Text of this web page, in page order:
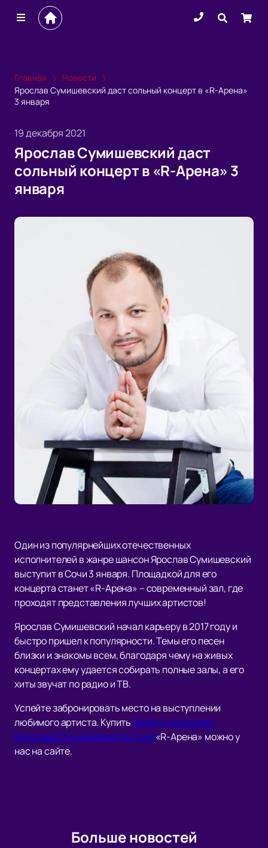
Главная
Новости
Ярослав Сумишевский даст сольный концерт в «R-Арена»
3 января
19 декабря 2021
Ярослав Сумишевский даст
сольный концерт в «R-Арена» 3
января
Один из популярнейших отечественных
исполнителей в жанре шансон Ярослав Сумишевский
выступит в Сочи 3 января. Площадкой для его
концерта станет «R-Арена» – современный зал, где
проходят представления лучших артистов!
Ярослав Сумишевский начал карьеру в 2017 году и
быстро пришел к популярности. Темы его песен
близки и знакомы всем, благодаря чему на живых
концертах ему удается собирать полные залы, а его
хиты звучат по радио и ТВ.
Успейте забронировать место на выступлении
любимого артиста. Купитьбилеты на концерт
Ярослава Сумишевского в Сочи«R-Арена» можно у
нас на сайте.
Больше новостей